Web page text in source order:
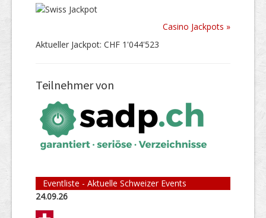
Casino Jackpots »
Aktueller Jackpot: CHF 1'044'523
Teilnehmer von
Eventliste - Aktuelle Schweizer Events
24.09.26